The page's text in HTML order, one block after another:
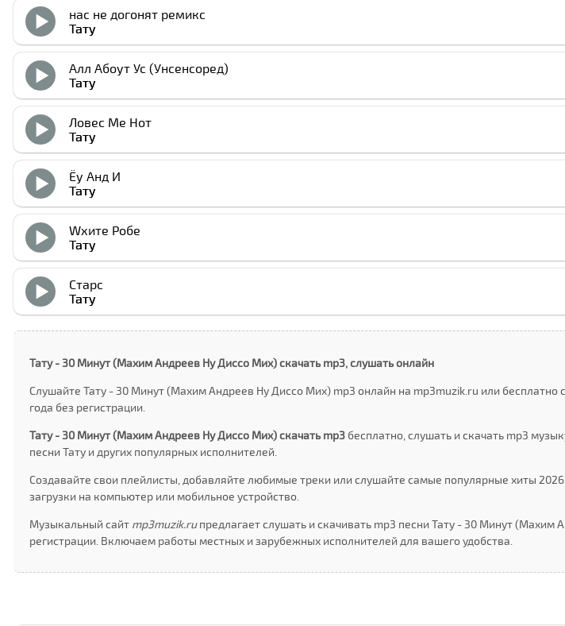
нас не догонят ремикс
Тату
Алл Абоут Ус (Унcенсоред)
Тату
Ловес Ме Нот
Тату
Ёу Анд И
Тату
Wхите Робе
Тату
Старс
Тату
Тату - 30 Минут (Маxим Андреев Ну Дисcо Миx) скачать mp3, слушать онлайн
Слушайте Тату - 30 Минут (Маxим Андреев Ну Дисcо Миx) mp3 онлайн на mp3muzik.ru или бесплатно
года без регистрации.
Тату - 30 Минут (Маxим Андреев Ну Дисcо Миx) скачать mp3бесплатно, слушать и скачать mp3
песни Тату и других популярных исполнителей.
Создавайте свои плейлисты, добавляйте любимые треки или слушайте самые популярные хиты
загрузки на компьютер или мобильное устройство.
Музыкальный сайт mp3muzik.ruпредлагает слушать и скачивать mp3 песни Тату - 30 Минут (Маxим
регистрации. Включаем работы местных и зарубежных исполнителей для вашего удобства.